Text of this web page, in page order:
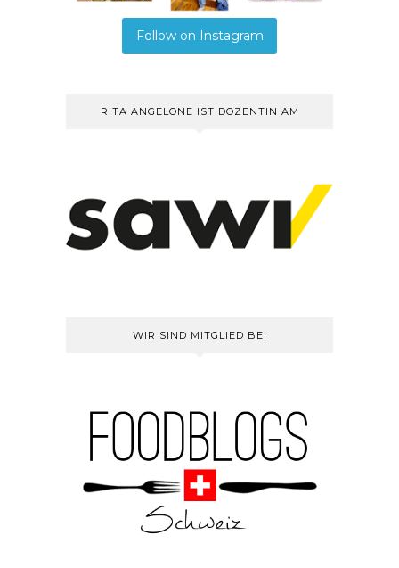
Follow on Instagram
RITA ANGELONE IST DOZENTIN AM
WIR SIND MITGLIED BEI